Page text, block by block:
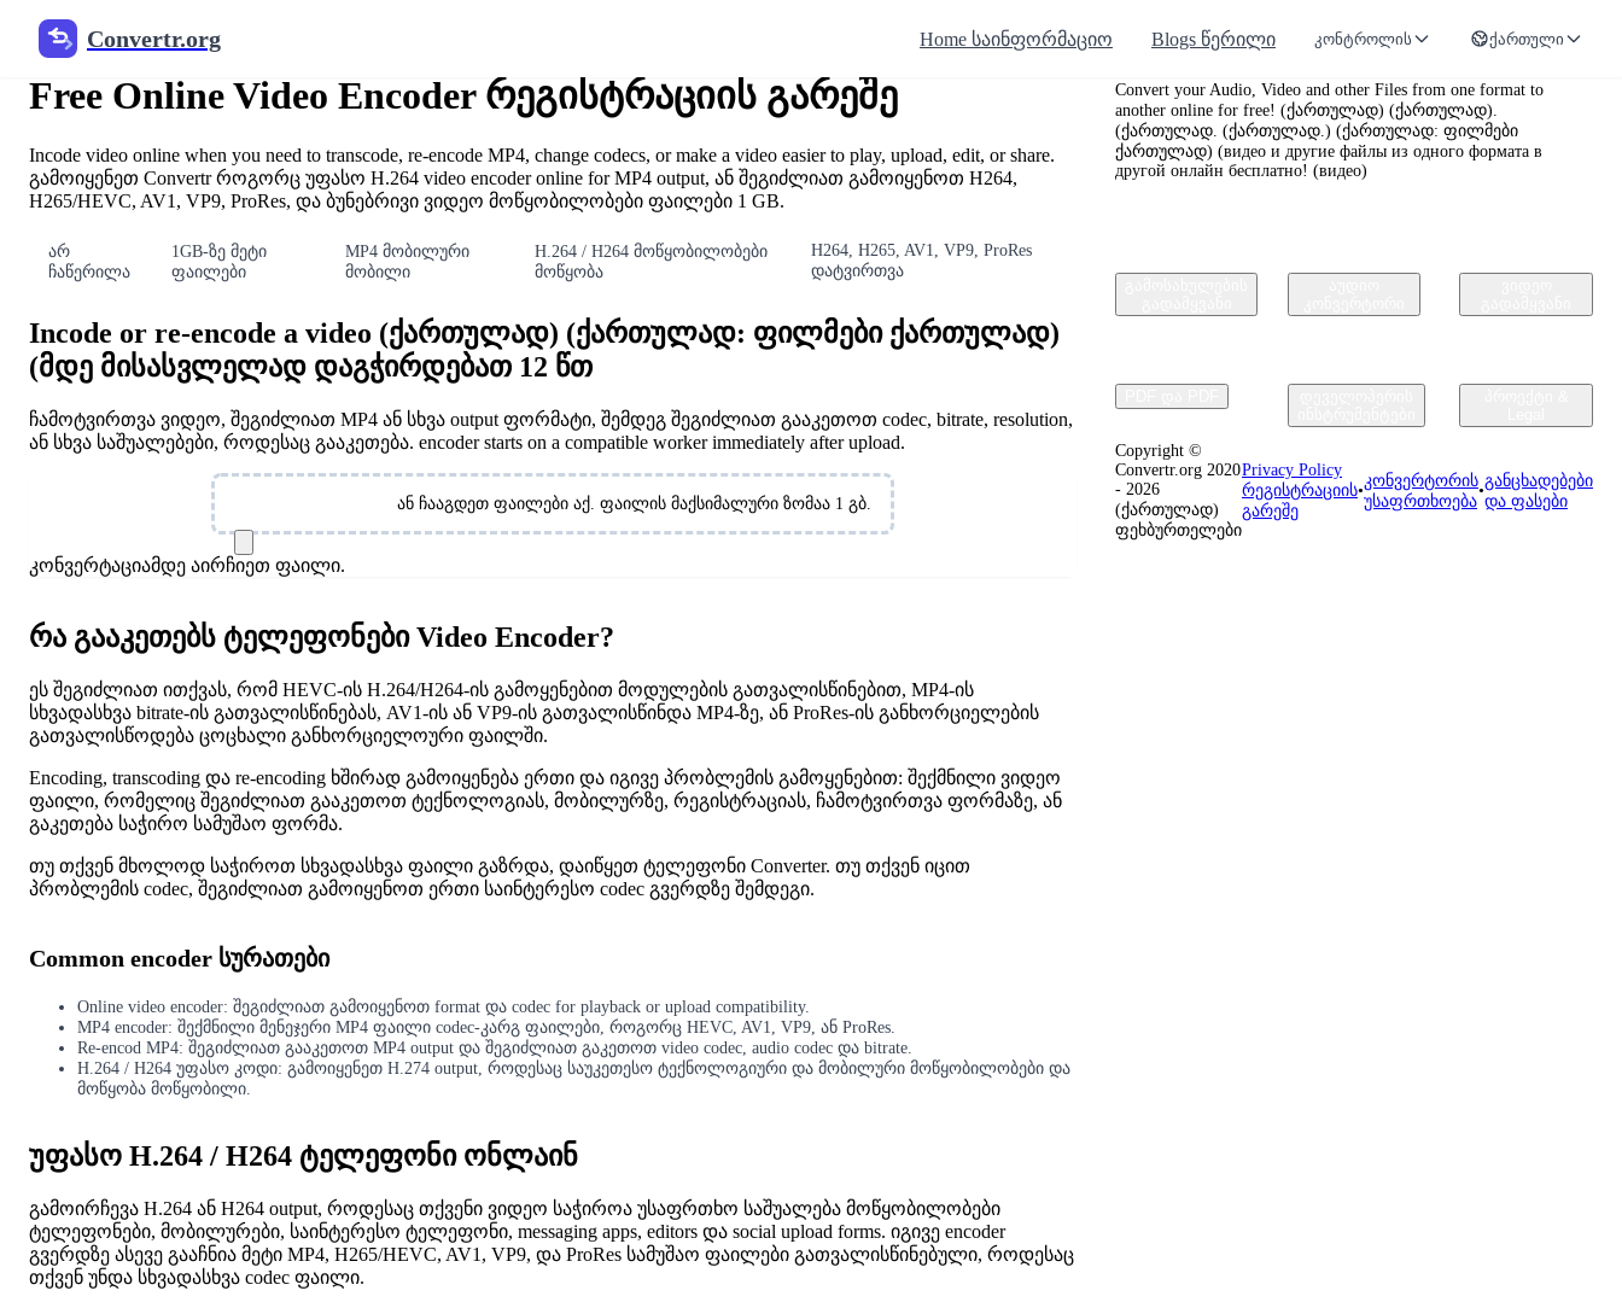
Convertr.org Home საინფორმაციო Blogs წერილი კონტროლის ქართული
Video ონლაინ
Free Online Video Encoder რეგისტრაციის გარეშე
Incode video online when you need to transcode, re-encode MP4, change codecs, or make a video easier to play, upload, edit, or share.
გამოიყენეთ Convertr როგორც უფასო H.264 video encoder online for MP4 output, ან შეგიძლიათ გამოიყენოთ H264,
H265/HEVC, AV1, VP9, ProRes, და ბუნებრივი ვიდეო მოწყობილობები ფაილები 1 GB.
არ
ჩაწერილა
1GB-ზე მეტი
ფაილები
MP4 მობილური
მობილი
H.264 / H264 მოწყობილობები
მოწყობა
H264, H265, AV1, VP9, ProRes
დატვირთვა
Incode or re-encode a video (ქართულად) (ქართულად: ფილმები ქართულად)
(მდე მისასვლელად დაგჭირდებათ 12 წთ
ჩამოტვირთვა ვიდეო, შეგიძლიათ MP4 ან სხვა output ფორმატი, შემდეგ შეგიძლიათ გააკეთოთ codec, bitrate, resolution,
ან სხვა საშუალებები, როდესაც გააკეთება. encoder starts on a compatible worker immediately after upload.
ან ჩააგდეთ ფაილები აქ. ფაილის მაქსიმალური ზომაა 1 გბ.
კონვერტაციამდე აირჩიეთ ფაილი.
რა გააკეთებს ტელეფონები Video Encoder?
ეს შეგიძლიათ ითქვას, რომ HEVC-ის H.264/H264-ის გამოყენებით მოდულების გათვალისწინებით, MP4-ის
სხვადასხვა bitrate-ის გათვალისწინებას, AV1-ის ან VP9-ის გათვალისწინდა MP4-ზე, ან ProRes-ის განხორციელების
გათვალისწოდება ცოცხალი განხორციელოური ფაილში.
Encoding, transcoding და re-encoding ხშირად გამოიყენება ერთი და იგივე პრობლემის გამოყენებით: შექმნილი ვიდეო
ფაილი, რომელიც შეგიძლიათ გააკეთოთ ტექნოლოგიას, მობილურზე, რეგისტრაციას, ჩამოტვირთვა ფორმაზე, ან
გაკეთება საჭირო სამუშაო ფორმა.
თუ თქვენ მხოლოდ საჭიროთ სხვადასხვა ფაილი გაზრდა, დაიწყეთ ტელეფონი Converter. თუ თქვენ იცით
პრობლემის codec, შეგიძლიათ გამოიყენოთ ერთი საინტერესო codec გვერდზე შემდეგი.
Common encoder სურათები
Online video encoder: შეგიძლიათ გამოიყენოთ format და codec for playback or upload compatibility.
MP4 encoder: შექმნილი მენეჯერი MP4 ფაილი codec-კარგ ფაილები, როგორც HEVC, AV1, VP9, ან ProRes.
Re-encod MP4: შეგიძლიათ გააკეთოთ MP4 output და შეგიძლიათ გაკეთოთ video codec, audio codec და bitrate.
H.264 / H264 უფასო კოდი: გამოიყენეთ H.274 output, როდესაც საუკეთესო ტექნოლოგიური და მობილური მოწყობილობები და
მოწყობა მოწყობილი.
უფასო H.264 / H264 ტელეფონი ონლაინ
გამოირჩევა H.264 ან H264 output, როდესაც თქვენი ვიდეო საჭიროა უსაფრთხო საშუალება მოწყობილობები
ტელეფონები, მობილურები, საინტერესო ტელეფონი, messaging apps, editors და social upload forms. იგივე encoder
გვერდზე ასევე გააჩნია მეტი MP4, H265/HEVC, AV1, VP9, და ProRes სამუშაო ფაილები გათვალისწინებული, როდესაც
თქვენ უნდა სხვადასხვა codec ფაილი.
Convertr.org
Convert your Audio, Video and other Files from one format to
another online for free! (ქართულად) (ქართულად).
(ქართულად. (ქართულად.) (ქართულად: ფილმები
ქართულად) (видео и другие файлы из одного формата в
другой онлайн бесплатно! (видео)
Copyright ©
Convertr.org 2020
- 2026
(ქართულად)
ფეხბურთელები
Privacy Policy
რეგისტრაციის
გარეშე
•
კონვერტორის
უსაფრთხოება
•
განცხადებები
და ფასები